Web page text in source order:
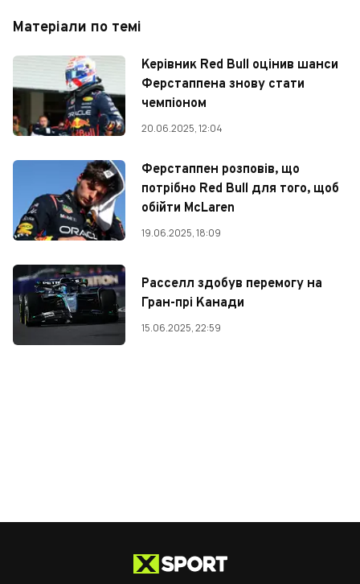
Матеріали по темі
Керівник Red Bull оцінив шанси
Ферстаппена знову стати
чемпіоном
20.06.2025, 12:04
Ферстаппен розповів, що
потрібно Red Bull для того, щоб
обійти McLaren
19.06.2025, 18:09
Расселл здобув перемогу на
Гран-прі Канади
15.06.2025, 22:59